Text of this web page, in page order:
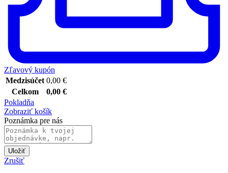
Zľavový kupón
Medzisúčet 0,00 €
Celkom
0,00 €
Pokladňa
Zobraziť košík
Poznámka pre nás
Uložiť
Zrušiť